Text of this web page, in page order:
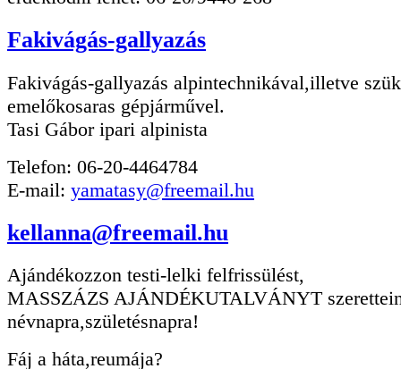
Fakivágás-gallyazás
Fakivágás-gallyazás alpintechnikával,illetve
emelőkosaras gépjárművel.
Tasi Gábor ipari alpinista
Telefon: 06-20-4464784
E-mail: yamatasy@freemail.hu
kellanna@freemail.hu
Ajándékozzon testi-lelki felfrissülést,
MASSZÁZS AJÁNDÉKUTALVÁNYT
névnapra,születésnapra!
Fáj a háta,reumája?